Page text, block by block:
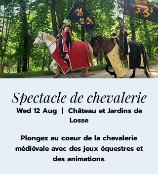
Spectacle de chevalerie
Wed 12 Aug
  |
Château et Jardins de
Losse
Plongez au coeur de la chevalerie
médiévale avec des jeux équestres et
des animations.